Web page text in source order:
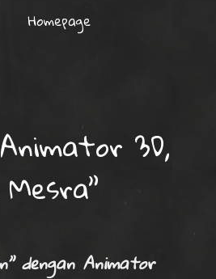
Homepage
3D,
dengan Animator